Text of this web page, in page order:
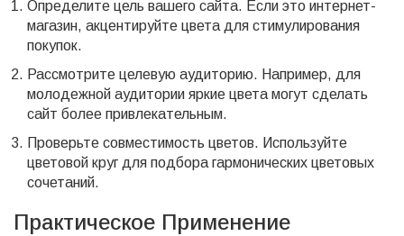
Определите цель вашего сайта. Если это интернет-
магазин, акцентируйте цвета для стимулирования
покупок.
Рассмотрите целевую аудиторию. Например, для
молодежной аудитории яркие цвета могут сделать
сайт более привлекательным.
Проверьте совместимость цветов. Используйте
цветовой круг для подбора гармонических цветовых
сочетаний.
Практическое Применение